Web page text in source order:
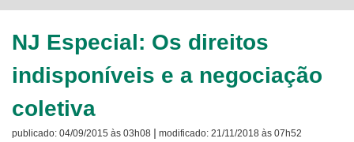
fechar
o
menu
Jurisprudência
Transparência
NJ Especial: Os direitos
indisponíveis e a negociação
coletiva
publicado: 04/09/2015 às 03h08 | modificado: 21/11/2018 às 07h52